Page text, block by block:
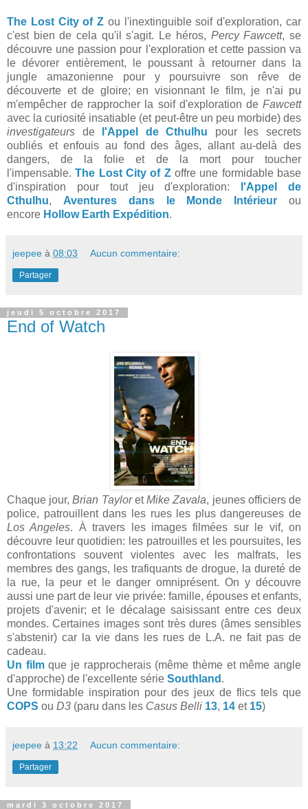
The Lost City of Z ou l'inextinguible soif d'exploration, car
c'est bien de cela qu'il s'agit. Le héros, Percy Fawcett, se
découvre une passion pour l'exploration et cette passion va
le dévorer entièrement, le poussant à retourner dans la
jungle amazonienne pour y poursuivre son rêve de
découverte et de gloire; en visionnant le film, je n'ai pu
m'empêcher de rapprocher la soif d'exploration de Fawcett
avec la curiosité insatiable (et peut-être un peu morbide) des
investigateurs de l'Appel de Cthulhu pour les secrets
oubliés et enfouis au fond des âges, allant au-delà des
dangers, de la folie et de la mort pour toucher
l'impensable.The Lost City of Zoffre une formidable base
d'inspiration pour tout jeu d'exploration:
l'Appel de
Cthulhu, Aventures dans le Monde Intérieur
ou
encore Hollow Earth Expédition.
jeepee à 08:03 Aucun commentaire:
Partager
jeudi 5 octobre 2017
End of Watch
Chaque jour,Brian TayloretMike Zavala, jeunes officiers de
police, patrouillent dans les rues les plus dangereuses de
Los Angeles. À travers les images filmées sur le vif, on
découvre leur quotidien: les patrouilles et les poursuites, les
confrontations souvent violentes avec les malfrats, les
membres des gangs, les trafiquants de drogue, la dureté de
la rue, la peur et le danger omniprésent. On y découvre
aussi une part de leur vie privée: famille, épouses et enfants,
projets d'avenir; et le décalage saisissant entre ces deux
mondes. Certaines images sont très dures (âmes sensibles
s'abstenir) car la vie dans les rues de L.A. ne fait pas de
cadeau.
Un filmque je rapprocherais (même thème et même angle
d'approche) de l'excellente série Southland .
Une formidable inspiration pour des jeux de flics tels que
COPS ou D3 (paru dans les Casus Belli 13, 14 et 15)
jeepee à 13:22 Aucun commentaire:
Partager
mardi 3 octobre 2017